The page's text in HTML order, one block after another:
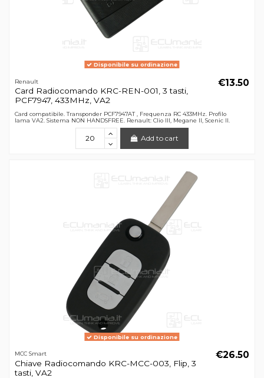
Disponibile su ordinazione
Renault
Card Radiocomando KRC-REN-001, 3 tasti,
PCF7947, 433MHz, VA2
€13.50
Card compatibile. Transponder PCF7947AT , Frequenza RC 433MHz. Profilo
lama VA2. Sistema NON HANDSFREE. Renault: Clio III, Megane II, Scenic II.
Add to cart
Disponibile su ordinazione
MCC Smart
Chiave Radiocomando KRC-MCC-003, Flip, 3
tasti, VA2
€26.50